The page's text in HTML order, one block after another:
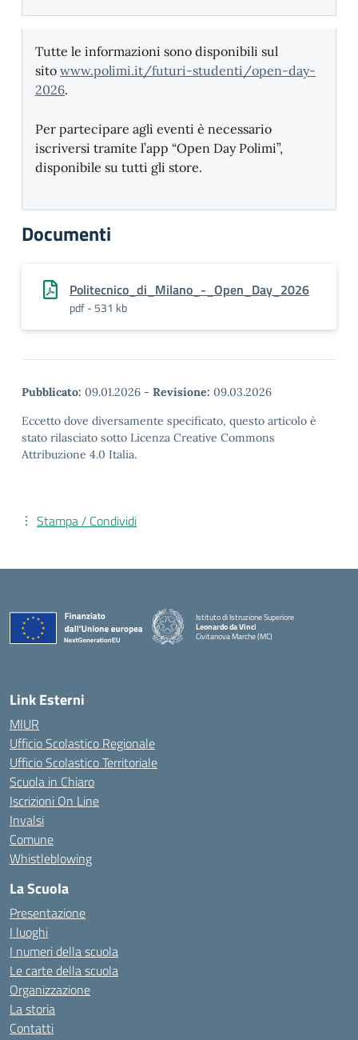
Tutte le informazioni sono disponibili sul
sito www.polimi.it/futuri-studenti/open-day-
2026.
Per partecipare agli eventi è necessario
iscriversi tramite l’app “Open Day Polimi”,
disponibile su tutti gli store.
Documenti
Politecnico_di_Milano_-_Open_Day_2026
pdf - 531 kb
Pubblicato: 09.01.2026 - Revisione: 09.03.2026
Eccetto dove diversamente specificato, questo articolo è
stato rilasciato sotto Licenza Creative Commons
Attribuzione 4.0 Italia.
Stampa / Condividi
Istituto di Istruzione Superiore
Leonardo da Vinci
Civitanova Marche (MC)
Link Esterni
MIUR
Ufficio Scolastico Regionale
Ufficio Scolastico Territoriale
Scuola in Chiaro
Iscrizioni On Line
Invalsi
Comune
Whistleblowing
La Scuola
Presentazione
I luoghi
I numeri della scuola
Le carte della scuola
Organizzazione
La storia
Contatti